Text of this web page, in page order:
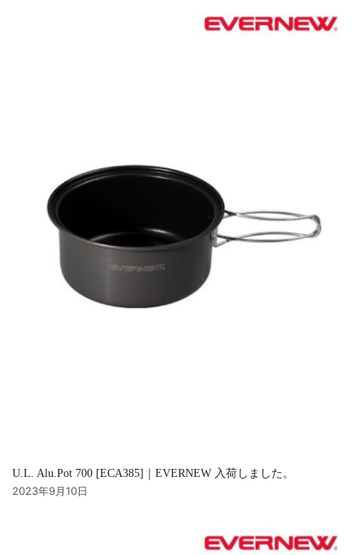
U.L. Alu.Pot 700 [ECA385]｜EVERNEW 入荷しました。
2023年9月10日